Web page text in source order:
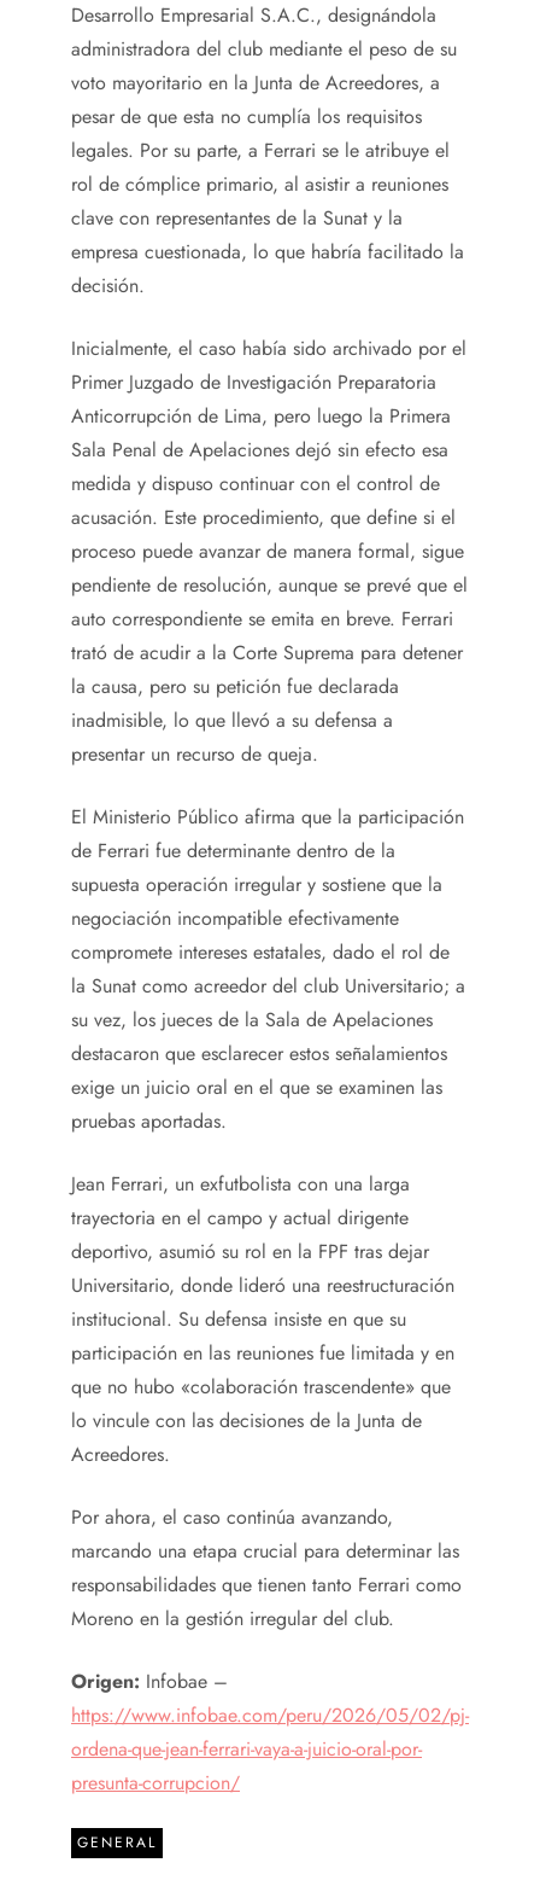
Desarrollo Empresarial S.A.C., designándola
administradora del club mediante el peso de su
voto mayoritario en la Junta de Acreedores, a
pesar de que esta no cumplía los requisitos
legales. Por su parte, a Ferrari se le atribuye el
rol de cómplice primario, al asistir a reuniones
clave con representantes de la Sunat y la
empresa cuestionada, lo que habría facilitado la
decisión.
Inicialmente, el caso había sido archivado por el
Primer Juzgado de Investigación Preparatoria
Anticorrupción de Lima, pero luego la Primera
Sala Penal de Apelaciones dejó sin efecto esa
medida y dispuso continuar con el control de
acusación. Este procedimiento, que define si el
proceso puede avanzar de manera formal, sigue
pendiente de resolución, aunque se prevé que el
auto correspondiente se emita en breve. Ferrari
trató de acudir a la Corte Suprema para detener
la causa, pero su petición fue declarada
inadmisible, lo que llevó a su defensa a
presentar un recurso de queja.
El Ministerio Público afirma que la participación
de Ferrari fue determinante dentro de la
supuesta operación irregular y sostiene que la
negociación incompatible efectivamente
compromete intereses estatales, dado el rol de
la Sunat como acreedor del club Universitario; a
su vez, los jueces de la Sala de Apelaciones
destacaron que esclarecer estos señalamientos
exige un juicio oral en el que se examinen las
pruebas aportadas.
Jean Ferrari, un exfutbolista con una larga
trayectoria en el campo y actual dirigente
deportivo, asumió su rol en la FPF tras dejar
Universitario, donde lideró una reestructuración
institucional. Su defensa insiste en que su
participación en las reuniones fue limitada y en
que no hubo «colaboración trascendente» que
lo vincule con las decisiones de la Junta de
Acreedores.
Por ahora, el caso continúa avanzando,
marcando una etapa crucial para determinar las
responsabilidades que tienen tanto Ferrari como
Moreno en la gestión irregular del club.
Origen: Infobae –
https://www.infobae.com/peru/2026/05/02/pj-
ordena-que-jean-ferrari-vaya-a-juicio-oral-por-
presunta-corrupcion/
GENERAL